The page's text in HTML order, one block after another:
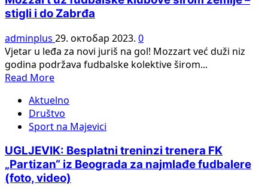
stigli i do Zabrđa
adminplus 29. октобар 2023. 0
Vjetar u leđa za novi juriš na gol! Mozzart već duži niz
godina podržava fudbalske kolektive širom...
Read MoreRead
about
Mozzart
uz
klubove
širom
zemlje
Aktuelno
Društvo
Sport na Majevici
UGLJEVIK: Besplatni treninzi trenera FK
„Partizan“ iz Beograda za najmlađe fudbalere
(foto, video)